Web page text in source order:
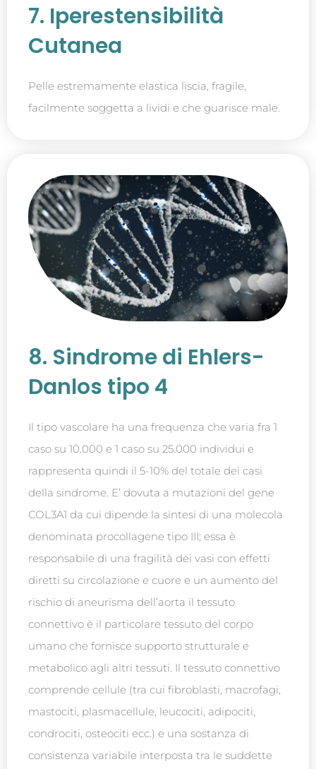
7. Iperestensibilità
Cutanea
Pelle estremamente elastica liscia, fragile,
facilmente soggetta a lividi e che guarisce male.
8. Sindrome di Ehlers-
Danlos tipo 4
Il tipo vascolare ha una frequenza che varia fra 1
caso su 10.000 e 1 caso su 25.000 individui e
rappresenta quindi il 5-10% del totale dei casi
della sindrome. E’ dovuta a mutazioni del gene
COL3A1 da cui dipende la sintesi di una molecola
denominata procollagene tipo III; essa è
responsabile di una fragilità dei vasi con effetti
diretti su circolazione e cuore e un aumento del
rischio di aneurisma dell’aorta il tessuto
connettivo è il particolare tessuto del corpo
umano che fornisce supporto strutturale e
metabolico agli altri tessuti. Il tessuto connettivo
comprende cellule (tra cui fibroblasti, macrofagi,
mastociti, plasmacellule, leucociti, adipociti,
condrociti, osteociti ecc.) e una sostanza di
consistenza variabile interposta tra le suddette